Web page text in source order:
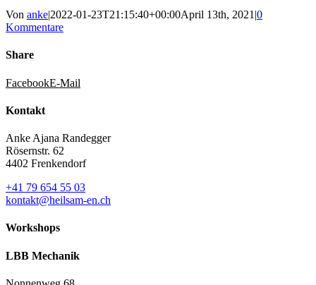
Von anke|2022-01-23T21:15:40+00:00April 13th, 2021 |0
Kommentare
Share
FacebookE-Mail
Kontakt
Anke Ajana Randegger
Rösernstr. 62
4402 Frenkendorf
+41 79 654 55 03
kontakt@heilsam-en.ch
Workshops
LBB Mechanik